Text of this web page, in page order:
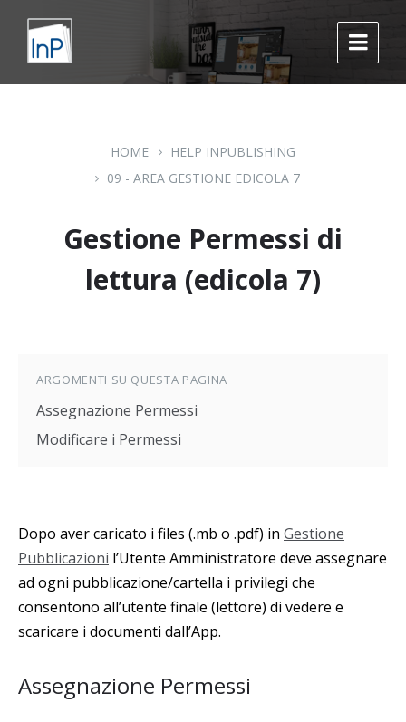
content
main
navigation
footer
HOME
HELP INPUBLISHING
09 - AREA GESTIONE EDICOLA 7
Gestione Permessi di
lettura (edicola 7)
ARGOMENTI SU QUESTA PAGINA
Assegnazione Permessi
Modificare i Permessi
Dopo aver caricato i files (.mb o .pdf) in Gestione
Pubblicazioni l’Utente Amministratore deve assegnare
ad ogni pubblicazione/cartella i privilegi che
consentono all’utente finale (lettore) di vedere e
scaricare i documenti dall’App.
Assegnazione Permessi